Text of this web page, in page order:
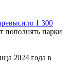
пополнять парки
2024 года в